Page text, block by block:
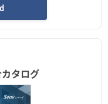
タログ